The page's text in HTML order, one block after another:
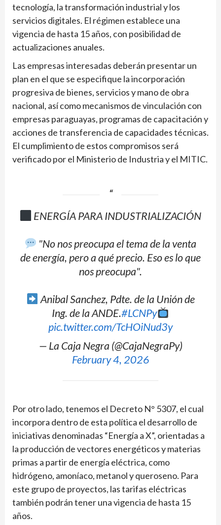
tecnología, la transformación industrial y los
servicios digitales. El régimen establece una
vigencia de hasta 15 años, con posibilidad de
actualizaciones anuales.
Las empresas interesadas deberán presentar un
plan en el que se especifique la incorporación
progresiva de bienes, servicios y mano de obra
nacional, así como mecanismos de vinculación con
empresas paraguayas, programas de capacitación y
acciones de transferencia de capacidades técnicas.
El cumplimiento de estos compromisos será
verificado por el Ministerio de Industria y el MITIC.
ENERGÍA PARA INDUSTRIALIZACIÓN
"No nos preocupa el tema de la venta
de energía, pero a qué precio. Eso es lo que
nos preocupa".
Anibal Sanchez, Pdte. de la Unión de
Ing. de la ANDE.#LCNPy
pic.twitter.com/TcHOiNud3y
— La Caja Negra (@CajaNegraPy)
February 4, 2026
Por otro lado, tenemos el Decreto N° 5307, el cual
incorpora dentro de esta política el desarrollo de
iniciativas denominadas “Energía a X”, orientadas a
la producción de vectores energéticos y materias
primas a partir de energía eléctrica, como
hidrógeno, amoníaco, metanol y queroseno. Para
este grupo de proyectos, las tarifas eléctricas
también podrán tener una vigencia de hasta 15
años.